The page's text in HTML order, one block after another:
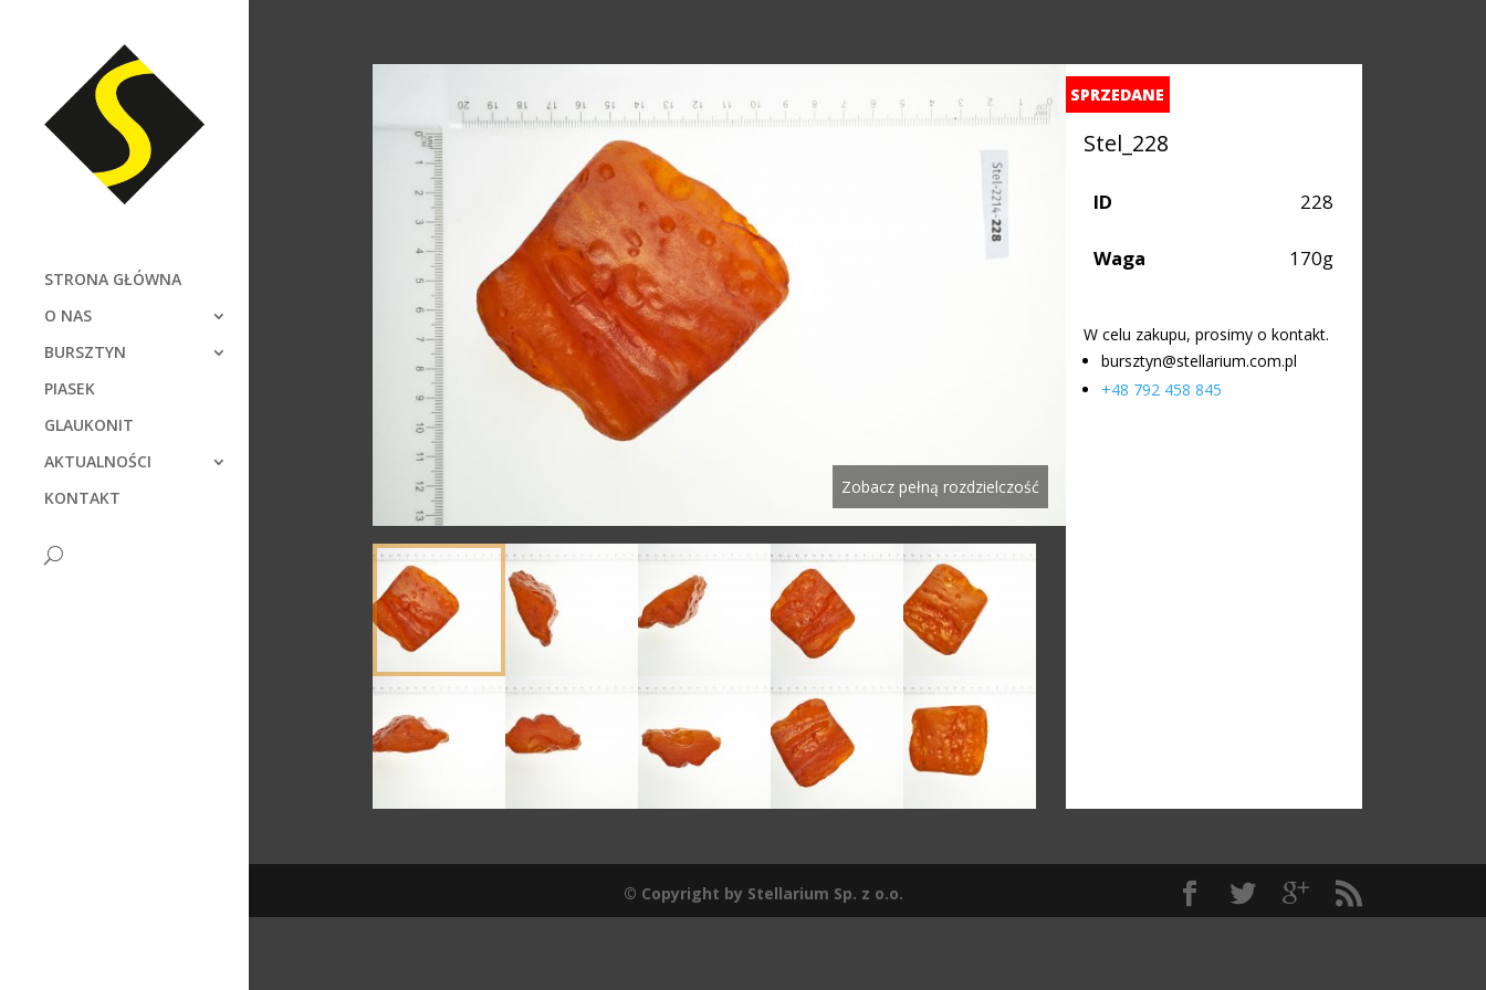
STRONA GŁÓWNA
O NAS
BURSZTYN
PIASEK
GLAUKONIT
AKTUALNOŚCI
KONTAKT
Zobacz pełną rozdzielczość
SPRZEDANE
Stel_228
ID 228
Waga 170g
W celu zakupu, prosimy o kontakt.
bursztyn@stellarium.com.pl
+48 792 458 845
© Copyright by Stellarium Sp. z o.o.